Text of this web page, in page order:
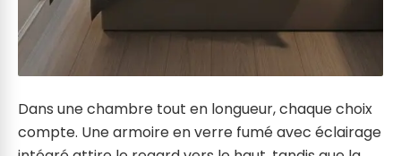
Dans une chambre tout en longueur, chaque choix
compte. Une armoire en verre fumé avec éclairage